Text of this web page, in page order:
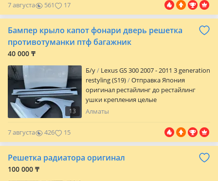
7 августа 561 17
Бампер крыло капот фонари дверь решетка
противотуманки птф багажник
40 000 ₸
13
Б/y
Lexus GS 300 2007 - 2011 3 generation
restyling (S19)
Отправка Япония
оригинал рестайлинг до рестайлинг
ушки крепления целые
Алматы
7 августа 426 15
Решетка радиатора оригинал
100 000 ₸